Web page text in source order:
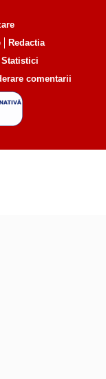
Redactia
comentarii